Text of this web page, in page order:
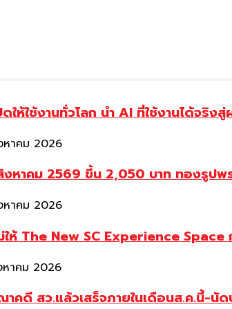
ให้ใช้งานทั่วโลก นำ AI ที่ใช้งานได้จริ
หาคม 2026
งหาคม 2569 ขึ้น 2,050 บาท ทองรูป
หาคม 2026
ให้ The New SC Experience
หาคม 2026
คดี สว.แล้วเสร็จภายในเดือนส.ค.นี้-นั